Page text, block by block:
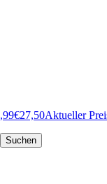
€27,50Aktueller
Suchen